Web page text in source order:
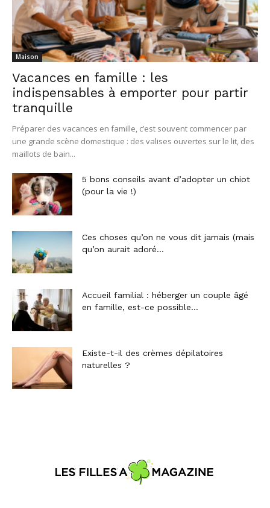
Maison
Vacances en famille : les
indispensables à emporter pour partir
tranquille
Préparer des vacances en famille, c’est souvent commencer par
une grande scène domestique : des valises ouvertes sur le lit, des
maillots de bain...
5 bons conseils avant d’adopter un chiot
(pour la vie !)
Ces choses qu’on ne vous dit jamais (mais
qu’on aurait adoré...
Accueil familial : héberger un couple âgé
en famille, est-ce possible...
Existe-t-il des crèmes dépilatoires
naturelles ?